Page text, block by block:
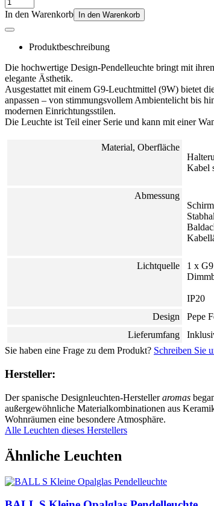
In den Warenkorb In den Warenkorb
Produktbeschreibung
Die hochwertige Design-Pendelleuchte bringt mit
elegante Ästhetik.
Ausgestattet mit einem G9-Leuchtmittel (9W) bietet
anpassen – von stimmungsvollem Ambientelicht bis
modernen Einrichtungsstilen.
Die Leuchte ist Teil einer Serie und kann mit einer
Material, Oberfläche
Kabel
Abmessung
Lichtquelle
1 x
IP20
Design
Pepe
Lieferumfang
Sie haben eine Frage zu dem Produkt? Schreiben Sie
Hersteller:
Der spanische Designleuchten-Herstelleraromas
außergewöhnliche Materialkombinationen aus
Wohnräumen eine besondere Atmosphäre.
Alle Leuchten dieses Herstellers
Ähnliche Leuchten